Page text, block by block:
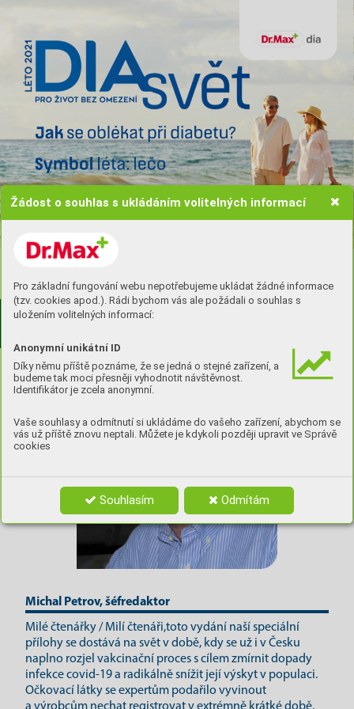
Žádost o souhlas s ukládáním volitelných informací
Pro základní fungování webu nepotřebujeme ukládat žádné informace
(tzv. cookies apod.). Rádi bychom vás ale požádali o souhlas s
uložením volitelných informací:
Anonymní unikátní ID
Díky němu příště poznáme, že se jedná o stejné zařízení, a
budeme tak moci přesněji vyhodnotit návštěvnost.
Identifikátor je zcela anonymní.
Vaše souhlasy a odmítnutí si ukládáme do vašeho zařízení, abychom se
vás už příště znovu neptali. Můžete je kdykoli později upravit ve Správě
cookies
Souhlasím Odmítám
ÚVODNÍK
Michal Petrov, šéfredaktor
Milé čtenářky / Milí čtenáři,toto vydání naší speciální
přílohy se dostává na svět v době, kdy se už i v Česku
naplno rozjel vakcinační proces s cílem zmírnit dopady
infekce covid-19 a radikálně snížit její výskyt v populaci.
Očkovací látky se expertům podařilo vyvinout